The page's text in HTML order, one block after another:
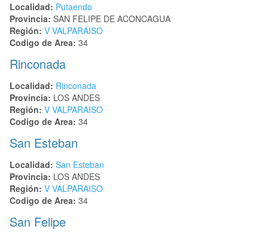
Localidad: Putaendo
Provincia: SAN FELIPE DE ACONCAGUA
Región: V VALPARAISO
Codigo de Area: 34
Rinconada
Localidad: Rinconada
Provincia: LOS ANDES
Región: V VALPARAISO
Codigo de Area: 34
San Esteban
Localidad: San Esteban
Provincia: LOS ANDES
Región: V VALPARAISO
Codigo de Area: 34
San Felipe